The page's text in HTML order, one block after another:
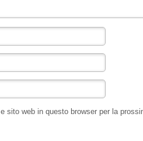
sito web in questo browser per la